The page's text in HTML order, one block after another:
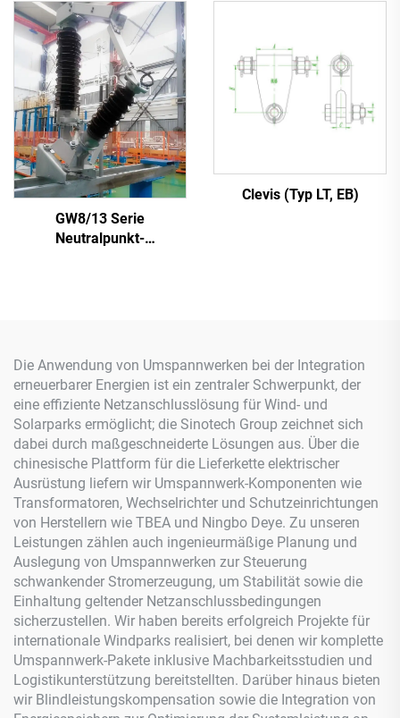
GW8/13 Serie
Neutralpunkt-
Clevis (Typ LT, EB)
Die Anwendung von Umspannwerken bei der Integration
erneuerbarer Energien ist ein zentraler Schwerpunkt, der
eine effiziente Netzanschlusslösung für Wind- und
Solarparks ermöglicht; die Sinotech Group zeichnet sich
dabei durch maßgeschneiderte Lösungen aus. Über die
chinesische Plattform für die Lieferkette elektrischer
Ausrüstung liefern wir Umspannwerk-Komponenten wie
Transformatoren, Wechselrichter und Schutzeinrichtungen
von Herstellern wie TBEA und Ningbo Deye. Zu unseren
Leistungen zählen auch ingenieurmäßige Planung und
Auslegung von Umspannwerken zur Steuerung
schwankender Stromerzeugung, um Stabilität sowie die
Einhaltung geltender Netzanschlussbedingungen
sicherzustellen. Wir haben bereits erfolgreich Projekte für
internationale Windparks realisiert, bei denen wir komplette
Umspannwerk-Pakete inklusive Machbarkeitsstudien und
Logistikunterstützung bereitstellten. Darüber hinaus bieten
wir Blindleistungskompensation sowie die Integration von